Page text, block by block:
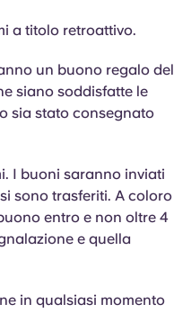
a titolo retroattivo.
un buono regalo del
siano soddisfatte le
sia stato consegnato
I buoni saranno inviati
sono trasferiti. A coloro
entro e non oltre 4
e quella
in qualsiasi momento